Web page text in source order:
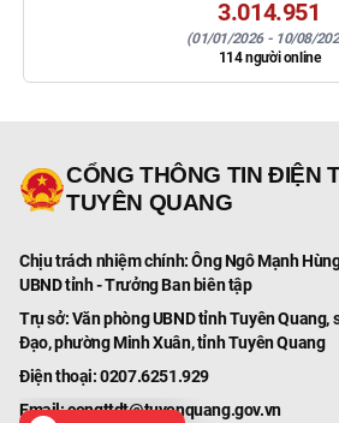
3.014.951
(01/01/2026- 10/08/
114người online
CỔNG THÔNG TIN ĐIỆN
TUYÊN QUANG
Chịu trách nhiệm chính:Ông Ngô Mạnh
UBND tỉnh - Trưởng Ban biên tập
Trụ sở:Văn phòng UBND tỉnh Tuyên Quang,
Đạo, phường Minh Xuân, tỉnh Tuyên Quang
Điện thoại:0207.6251.929
Email:congttdt@tuyenquang.gov.vn